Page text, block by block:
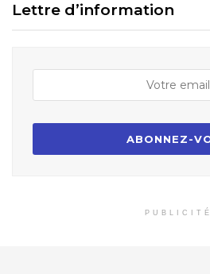
Lettre d’information
PUBLICITÉ